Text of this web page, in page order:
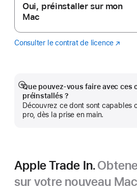
Oui, préinstaller sur mon
Mac
Consulter le contrat de licence Logic
(s’ouvre
Que pouvez-vous faire avec ces
préinstallés ?
Découvrez ce dont sont capables
pro, dès la prise en main.
Afficher
plus
Apple Trade In.
sur votre nouveau Mac